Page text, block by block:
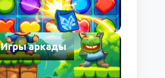
Игры аркады